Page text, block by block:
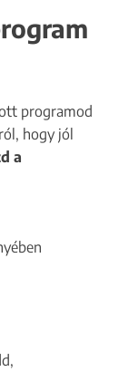
programod
hogy jól
a